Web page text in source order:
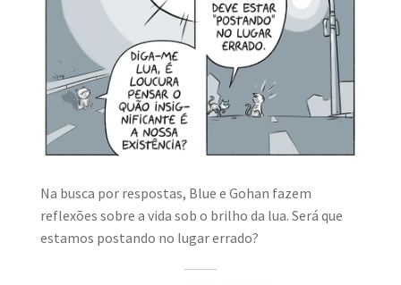
Na busca por respostas, Blue e Gohan fazem
reflexões sobre a vida sob o brilho da lua. Será que
estamos postando no lugar errado?